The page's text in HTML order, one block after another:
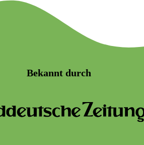
Bekannt durch